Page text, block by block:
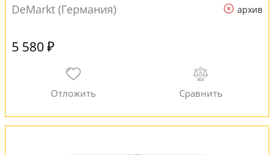
DeMarkt (Германия) архив
5 580 ₽